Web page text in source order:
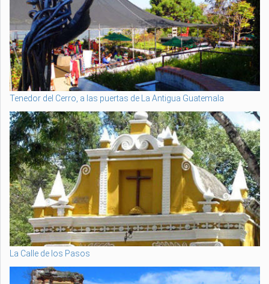
Tenedor del Cerro, a las puertas de La Antigua Guatemala
La Calle de los Pasos